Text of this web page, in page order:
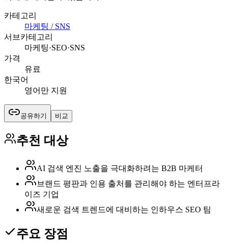
카테고리
마케팅 / SNS
서브카테고리
마케팅·SEO·SNS
가격
유료
한국어
영어만 지원
공유하기 비교
추천 대상
AI 검색 엔진 노출을 극대화하려는 B2B 마케터
브랜드 평판과 인용 출처를 관리해야 하는 엔터프라
이즈 기업
새로운 검색 트렌드에 대비하는 인하우스 SEO 팀
주요 장점